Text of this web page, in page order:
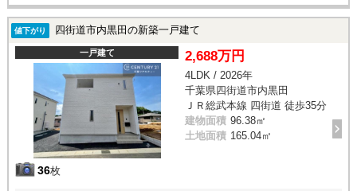
値下がり 四街道市内黒田の新築一戸建て
一戸建て
36枚
2,688万円
4LDK / 2026年
千葉県四街道市内黒田
ＪＲ総武本線 四街道 徒歩35分
建物面積 96.38㎡
土地面積 165.04㎡